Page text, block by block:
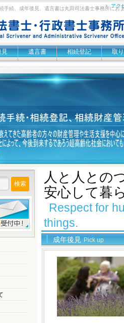
手続、成年後見、遺言書は丸田司法書士事務所にお
アク
見 遺言書 相続登記 取
人と人との
安心して暮
Respect for
things.
成年後見 Pick up